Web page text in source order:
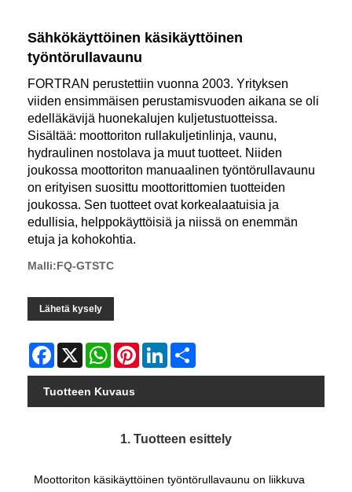
Sähkökäyttöinen käsikäyttöinen
työntörullavaunu
FORTRAN perustettiin vuonna 2003. Yrityksen
viiden ensimmäisen perustamisvuoden aikana se oli
edelläkävijä huonekalujen kuljetustuotteissa.
Sisältää: moottoriton rullakuljetinlinja, vaunu,
hydraulinen nostolava ja muut tuotteet. Niiden
joukossa moottoriton manuaalinen työntörullavaunu
on erityisen suosittu moottorittomien tuotteiden
joukossa. Sen tuotteet ovat korkealaatuisia ja
edullisia, helppokäyttöisiä ja niissä on enemmän
etuja ja kohokohtia.
Malli:FQ-GTSTC
Lähetä kysely
Facebook
X WhatsAppPinterestLinkedIn
Tuotteen Kuvaus
1. Tuotteen esittely
Moottoriton käsikäyttöinen työntörullavaunu on liikkuva